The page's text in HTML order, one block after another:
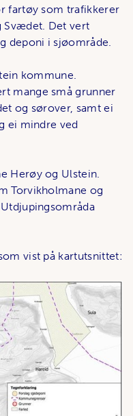
fartøy som trafikkerer
Svædet. Det vert
deponi i sjøområde.
kommune.
mange små grunner
og sørover, samt ei
ei mindre ved
Herøy og Ulstein.
Torvikholmane og
vist på kartutsnittet: